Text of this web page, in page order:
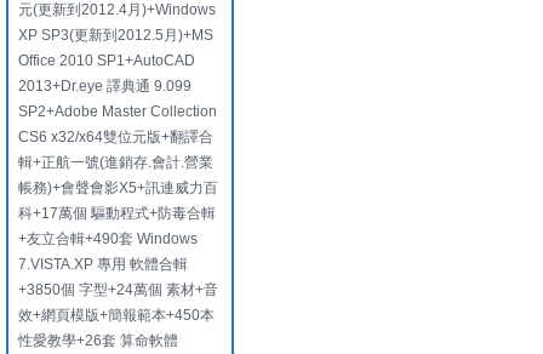
元(更新到2012.4月)+Windows
XP SP3(更新到2012.5月)+MS
Office 2010 SP1+AutoCAD
2013+Dr.eye 譯典通 9.099
SP2+Adobe Master Collection
CS6 x32/x64雙位元版+翻譯合
輯+正航一號(進銷存.會計.營業
帳務)+會聲會影X5+訊連威力百
科+17萬個 驅動程式+防毒合輯
+友立合輯+490套 Windows
7.VISTA.XP 專用 軟體合輯
+3850個 字型+24萬個 素材+音
效+網頁模版+簡報範本+450本
性愛教學+26套 算命軟體